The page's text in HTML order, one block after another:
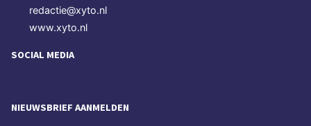
redactie@xyto.nl
www.xyto.nl
SOCIAL MEDIA
NIEUWSBRIEF AANMELDEN